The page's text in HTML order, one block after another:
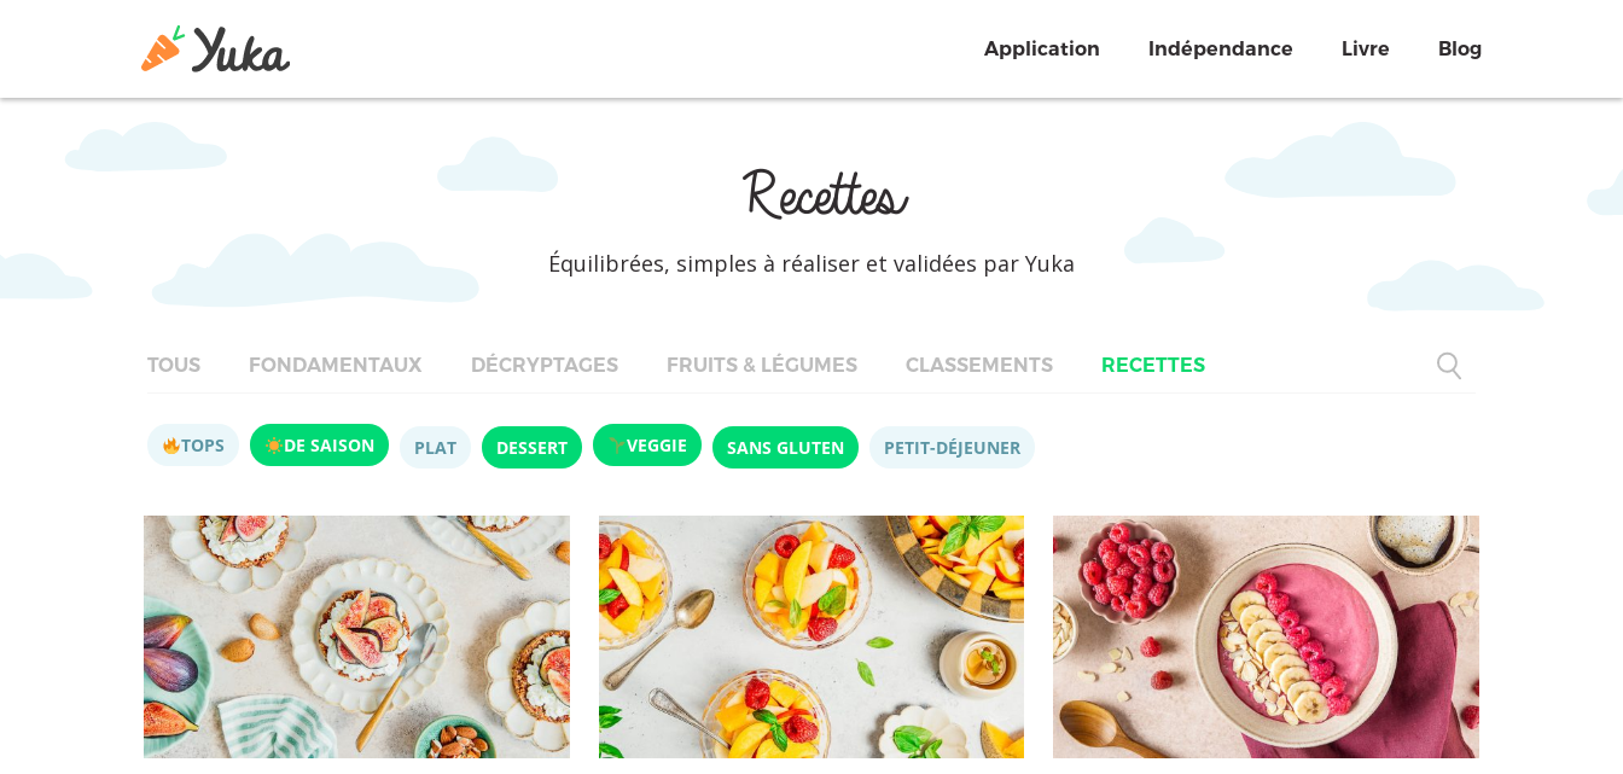
Application Indépendance Livre Blog
Recettes
Équilibrées, simples à réaliser et validées par Yuka
TOUS FONDAMENTAUX DÉCRYPTAGES FRUITS & LÉGUMES CLASSEMENTS RECETTES
TOPS DE SAISON PLAT DESSERT VEGGIE SANS GLUTEN PETIT-DÉJEUNER